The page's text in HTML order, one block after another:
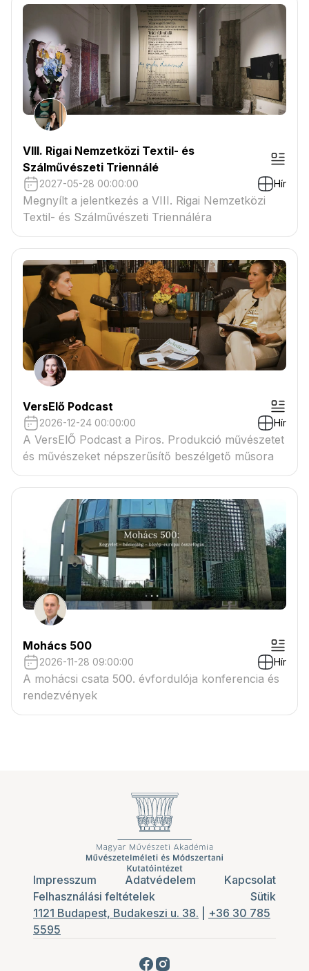
VIII. Rigai Nemzetközi Textil- és
Szálművészeti Triennálé
2027-05-28 00:00:00 Hír
Megnyílt a jelentkezés a VIII. Rigai Nemzetközi
Textil- és Szálművészeti Triennáléra
VersElő Podcast
2026-12-24 00:00:00 Hír
A VersElŐ Podcast a Piros. Produkció művészetet
és művészeket népszerűsítő beszélgető műsora
Mohács 500
2026-11-28 09:00:00 Hír
A mohácsi csata 500. évfordulója konferencia és
rendezvények
Impresszum Adatvédelem
Kapcsolat
Felhasználási feltételek
Sütik
1121 Budapest, Budakeszi u. 38.
+36 30 785
5595